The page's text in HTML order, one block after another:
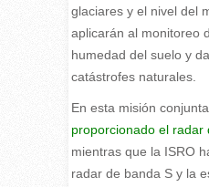
glaciares y el nivel del
aplicarán al monitoreo
humedad del suelo y
catástrofes naturales.
En esta misión
proporcionado el radar
mientras que la ISRO
radar de banda S y la